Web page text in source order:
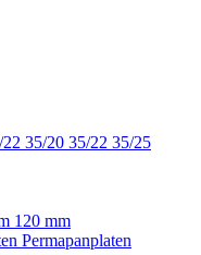
35/20 35/22 35/25
120 mm
Permapanplaten